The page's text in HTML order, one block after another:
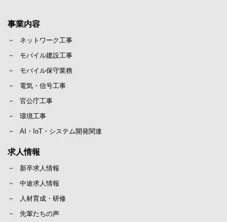
事業内容
ネットワーク工事
モバイル建設工事
モバイル保守業務
電気・信号工事
官公庁工事
環境工事
AI・IoT・システム開発関連
求人情報
新卒求人情報
中途求人情報
人材育成・研修
先輩たちの声